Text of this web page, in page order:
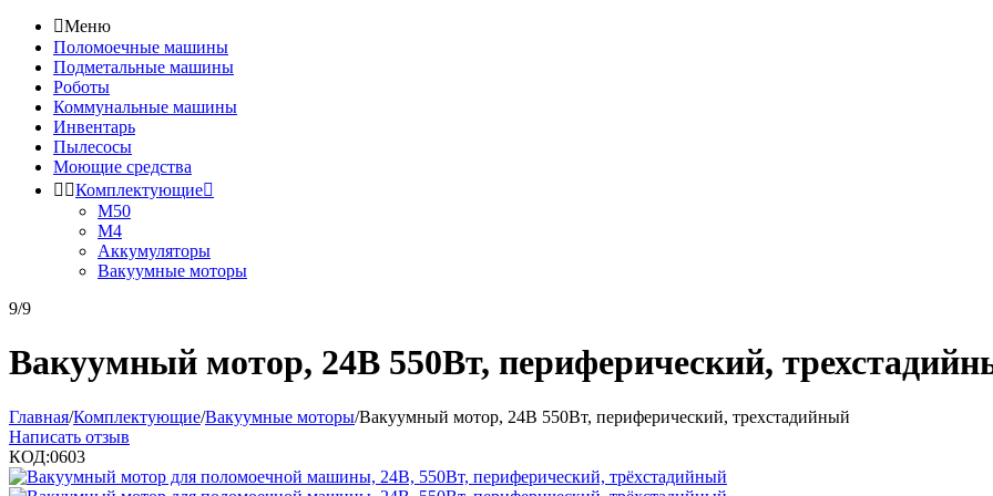
Меню
Поломоечные машины
Подметальные машины
Роботы
Коммунальные машины
Инвентарь
Пылесосы
Моющие средства
 Комплектующие
М50
М4
Аккумуляторы
Вакуумные моторы
9/9
Вакуумный мотор, 24В 550Вт, периферический,
Главная/Комплектующие/Вакуумные моторы/Вакуумный мотор, 24В 550Вт, периферический, трехстадийный
Написать отзыв
КОД:0603